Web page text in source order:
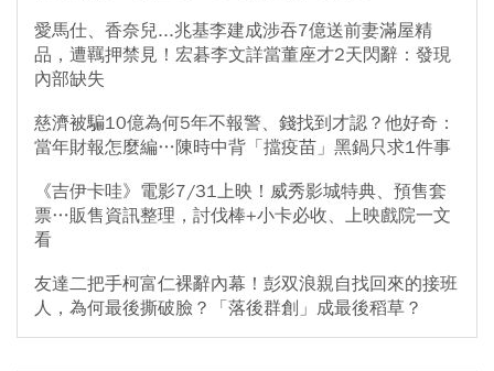
愛馬仕、香奈兒...兆基李建成涉吞7億送前妻滿屋精
品，遭羈押禁見！宏碁李文詳當董座才2天閃辭：發現
內部缺失
慈濟被騙10億為何5年不報警、錢找到才認？他好奇：
當年財報怎麼編…陳時中背「擋疫苗」黑鍋只求1件事
《吉伊卡哇》電影7/31上映！威秀影城特典、預售套
票…販售資訊整理，討伐棒+小卡必收、上映戲院一文
看
友達二把手柯富仁裸辭內幕！彭双浪親自找回來的接班
人，為何最後撕破臉？「落後群創」成最後稻草？